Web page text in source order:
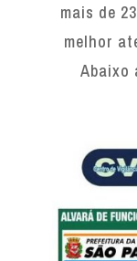
mais de
melhor
Abaixo